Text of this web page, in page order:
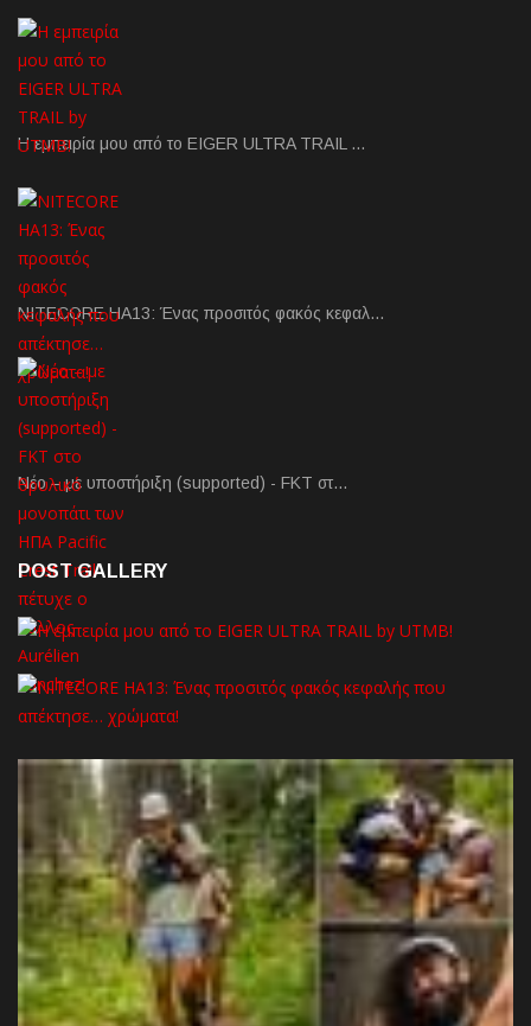
Η εμπειρία μου από το EIGER ULTRA TRAIL …
NITECORE HA13: Ένας προσιτός φακός κεφαλ…
Νέο – με υποστήριξη (supported) - FKT στ…
POST GALLERY